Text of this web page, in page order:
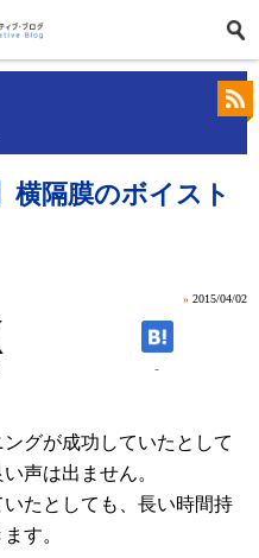
横隔膜のボイスト
» 2015/04/02
-
グが成功していたとして
声は出ません。
たとしても、長い時間持
す。